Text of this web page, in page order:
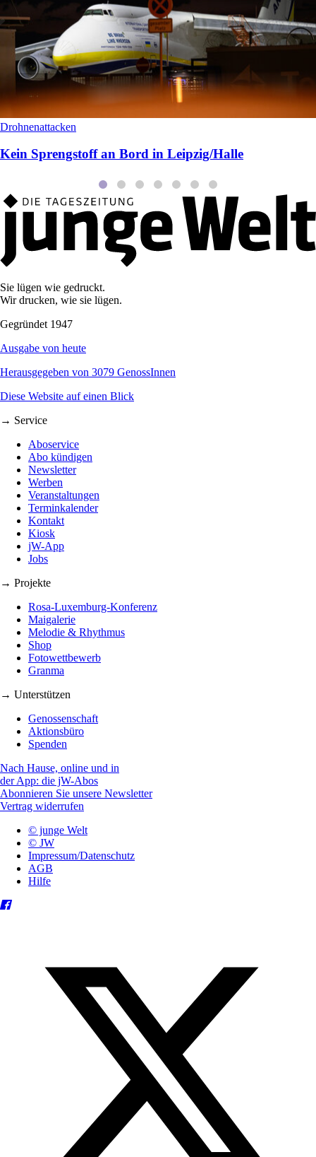
Drohnenattacken
Kein Sprengstoff an Bord in Leipzig/Halle
Sie lügen wie gedruckt.
Wir drucken, wie sie lügen.
Gegründet 1947
Ausgabe von heute
Herausgegeben von 3079 GenossInnen
Diese Website auf einen Blick
→ Service
Aboservice
Abo kündigen
Newsletter
Werben
Veranstaltungen
Terminkalender
Kontakt
Kiosk
jW-App
Jobs
→ Projekte
Rosa-Luxemburg-Konferenz
Maigalerie
Melodie & Rhythmus
Shop
Fotowettbewerb
Granma
→ Unterstützen
Genossenschaft
Aktionsbüro
Spenden
Nach Hause, online und in
der App: die jW-Abos
Abonnieren Sie unsere Newsletter
Vertrag widerrufen
© junge Welt
© JW
Impressum/Datenschutz
AGB
Hilfe